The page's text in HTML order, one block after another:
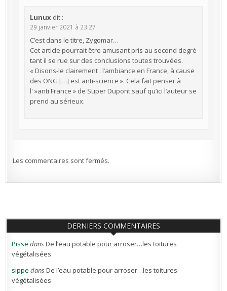
Lunux dit :
29 janvier 2021 à 23:27
C’est dans le titre, Zygomar…
Cet article pourrait être amusant pris au second degré
tant il se rue sur des conclusions toutes trouvées.
« Disons-le clairement : l’ambiance en France, à cause
des ONG […] est anti-science ». Cela fait penser à
l' »anti France » de Super Dupont sauf qu’ici l’auteur se
prend au sérieux.
Les commentaires sont fermés.
DERNIERS COMMENTAIRES
Pisse dansDe l’eau potable pour arroser…les toitures
végétalisées
sippe dansDe l’eau potable pour arroser…les toitures
végétalisées